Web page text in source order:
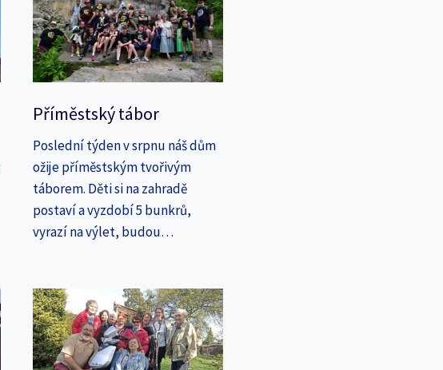
Příměstský tábor
Poslední týden v srpnu náš dům
ožije příměstským tvořivým
táborem. Děti si na zahradě
postaví a vyzdobí 5 bunkrů,
vyrazí na výlet, budou…